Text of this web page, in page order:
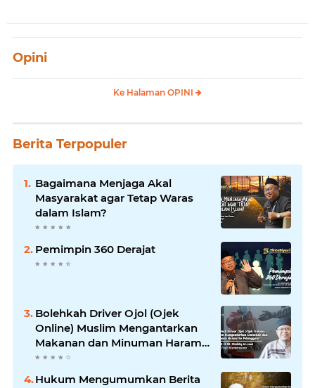
Opini
Ke Halaman OPINI
Berita Terpopuler
Bagaimana Menjaga Akal
Masyarakat agar Tetap Waras
dalam Islam?
Pemimpin 360 Derajat
Bolehkah Driver Ojol (Ojek
Online) Muslim Mengantarkan
Makanan dan Minuman Haram
ke Pelanggan?
Hukum Mengumumkan Berita